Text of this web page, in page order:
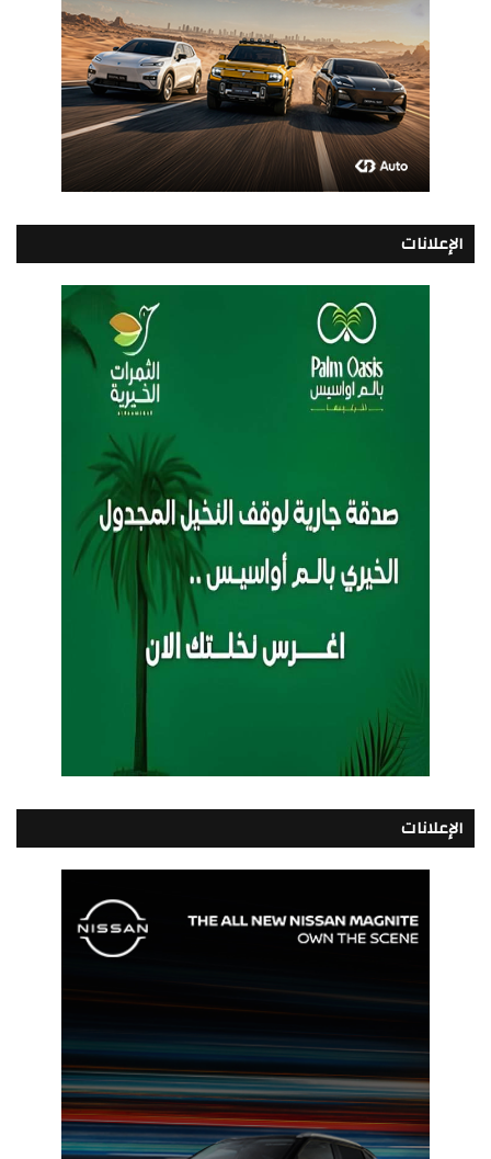
الإعلانات
الإعلانات